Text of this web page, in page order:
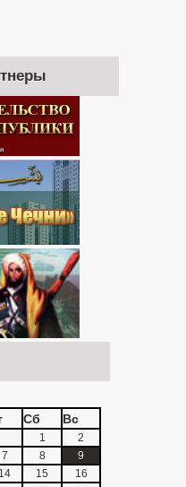
Сб Вс
1
2
7 8
9
14 15
16